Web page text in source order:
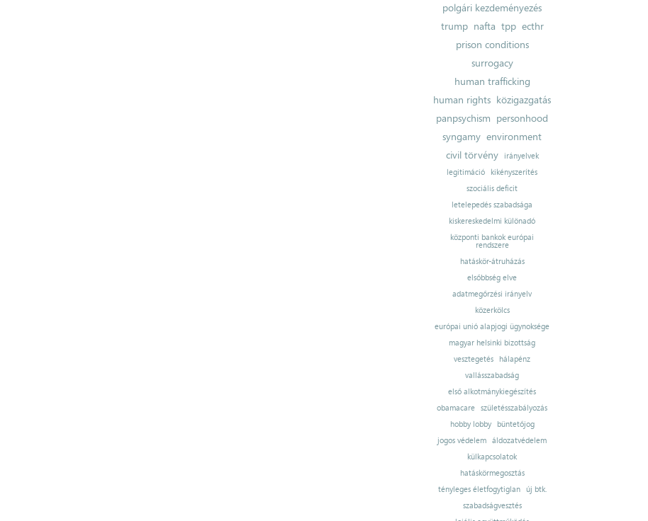
polgári kezdeményezés
trump nafta tpp ecthr
prison conditions
surrogacy
human trafficking
human rights közigazgatás
panpsychism personhood
syngamy environment
civil törvény
irányelvek
legitimáció
kikényszerítés
szociális deficit
letelepedés szabadsága
kiskereskedelmi különadó
központi bankok európai
rendszere
hatáskör-átruházás
elsőbbség elve
adatmegőrzési irányelv
közerkölcs
európai unió alapjogi ügynoksége
magyar helsinki bizottság
vesztegetés
hálapénz
vallásszabadság
első alkotmánykiegészítés
obamacare
születésszabályozás
hobby lobby
büntetőjog
jogos védelem
áldozatvédelem
külkapcsolatok
hatáskörmegosztás
tényleges életfogytiglan új btk.
szabadságvesztés